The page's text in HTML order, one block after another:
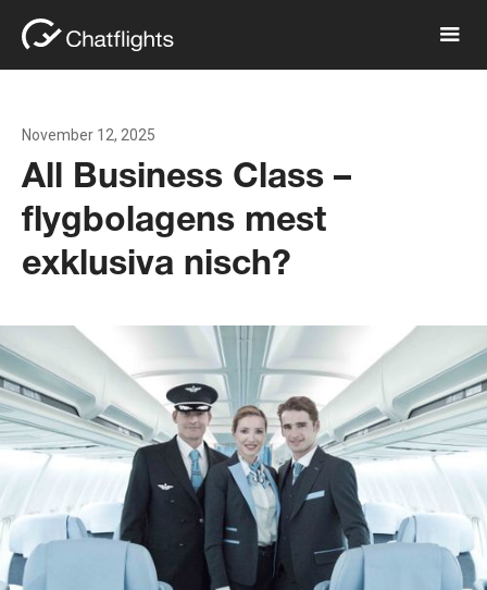
November 12, 2025
All Business Class –
flygbolagens mest
exklusiva nisch?